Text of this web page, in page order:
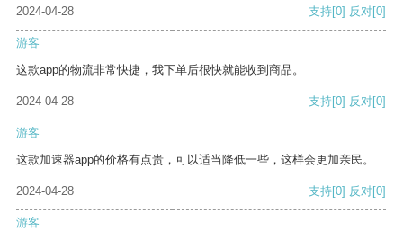
2024-04-28 支持[0] 反对[0]
游客
这款app的物流非常快捷，我下单后很快就能收到商品。
2024-04-28 支持[0] 反对[0]
游客
这款加速器app的价格有点贵，可以适当降低一些，这样会更加亲民。
2024-04-28 支持[0] 反对[0]
游客